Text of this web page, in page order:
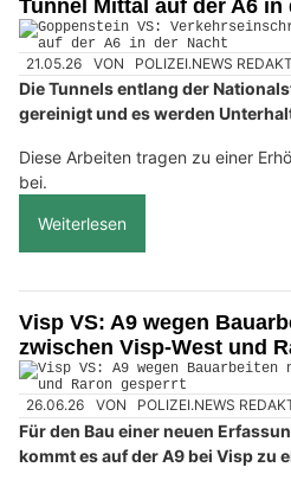
Tunnel Mittal auf der A6 in
21.05.26 VON POLIZEI.NEWS
Die Tunnels entlang der
gereinigt und es werden
Diese Arbeiten tragen zu einer
bei.
Weiterlesen
Visp VS: A9 wegen
zwischen Visp-West und
26.06.26 VON POLIZEI.NEWS
Für den Bau einer neuen
kommt es auf der A9 bei Visp zu